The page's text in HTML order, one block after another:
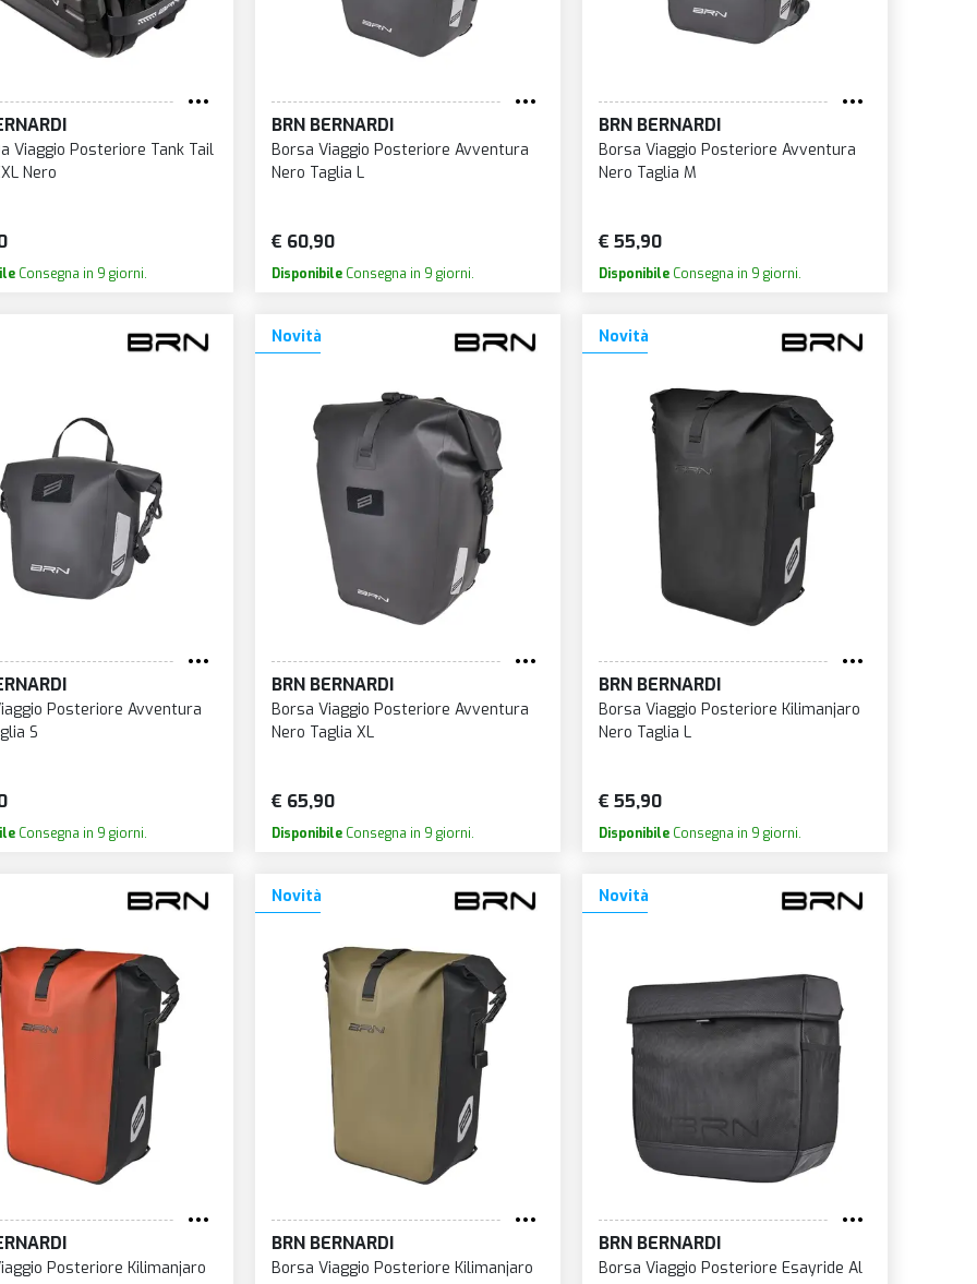
Viaggio Posteriore Tank Tail
Nero
Consegna in 9 giorni.
BRN BERNARDI
Borsa Viaggio Posteriore Avventura
Nero Taglia L
€ 60,90
DisponibileConsegna in 9 giorni.
BRN BERNARDI
Borsa Viaggio Posteriore Avventura
Nero Taglia M
€ 55,90
DisponibileConsegna in 9 giorni.
Posteriore Avventura
S
Consegna in 9 giorni.
Novità
BRN BERNARDI
Borsa Viaggio Posteriore Avventura
Nero Taglia XL
€ 65,90
DisponibileConsegna in 9 giorni.
Novità
BRN BERNARDI
Borsa Viaggio Posteriore Kilimanjaro
Nero Taglia L
€ 55,90
DisponibileConsegna in 9 giorni.
Posteriore Kilimanjaro
Novità
BRN BERNARDI
Borsa Viaggio Posteriore Kilimanjaro
Novità
BRN BERNARDI
Borsa Viaggio Posteriore Esayride Al